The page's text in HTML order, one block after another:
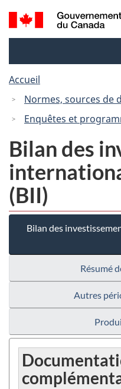
Recherche
et
Accueil
Normes, sources de
Enquêtes et
Bilan des
(BII)
Bilan des
Résumé
Autres